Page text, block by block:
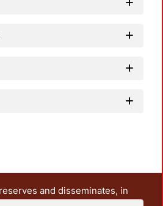
and disseminates, in